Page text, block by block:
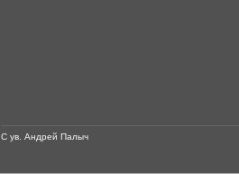
С ув. Андрей Палыч